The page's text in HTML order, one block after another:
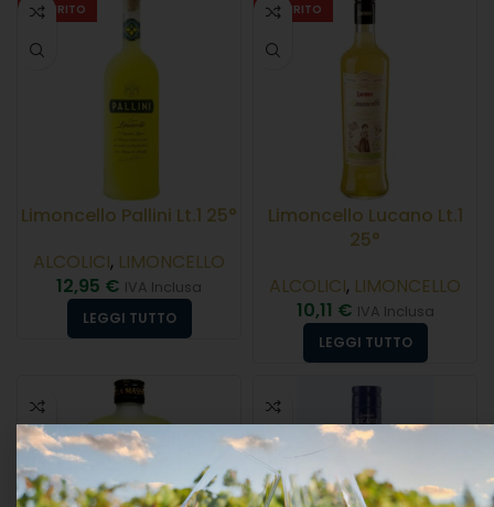
ESAURITO
Limoncello Pallini Lt.1 25°
ALCOLICI, LIMONCELLO
12,95 € IVA Inclusa
LEGGI TUTTO
ESAURITO
Limoncello Lucano Lt.1
25°
ALCOLICI, LIMONCELLO
10,11 € IVA Inclusa
LEGGI TUTTO